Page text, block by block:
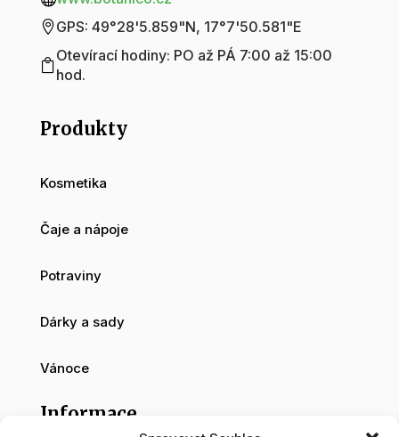
GPS: 49°28'5.859"N, 17°7'50.581"E

Otevírací hodiny: PO až PÁ 7:00 až 15:00
hod.
Produkty
Kosmetika
Čaje a nápoje
Potraviny
Dárky a sady
Vánoce
Informace